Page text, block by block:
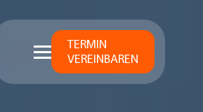
TERMIN
VEREINBAREN